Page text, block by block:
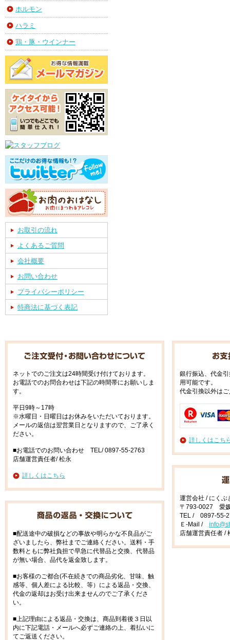
ホルモン
ハラミ
鶏・豚・ウインナー
お取引の流れ
よくあるご質問
会社概要
お問い合わせ
プライバシーポリシー
特商法に基づく表記
ネットでのご注文は24時間受け付けております。
お電話でのお問合わせは下記の時間帯にお願いしま
す。
平日9時～17時
※水曜日・日曜日はお休みをいただいております。
メールの返信は翌営業日となりますので、ご了承く
ださい。
■お電話でのお問い合わせ TEL/ 0897-55-2763
店舗運営責任者/ 松永
詳しくはこちら
■配送途中の破損などの事故や明らかな不良品がご
ざいましたら、弊社までご連絡ください。送料・手
数料ともに弊社負担で早急に代替品と交換、代替品
が無い場合、品代を返金致します。
■お客様のご都合(不在続きでの商品劣化、甘味、触
感等、個人差による比較、等）による返品・交換、
代金の返却はお受け出来ませんのでご了承くださ
い。
■上記理由による返品・交換は、商品到着後３日以
内に下記電話・メールへ必ずご連絡の上、着払いに
てご返送ください。
銀行振込、代金
用可能です。
代金引換以外は
詳しくはこち
運営会社 / にくぶ
〒793-0027 愛
TEL / 0897-55-
Ｅ-Mail /
店舗運営責任者 /